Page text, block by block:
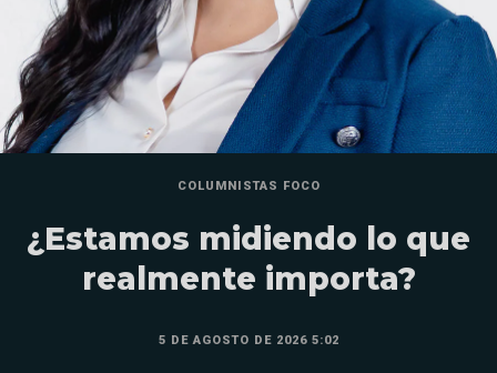
COLUMNISTAS FOCO
¿Estamos midiendo lo que
realmente importa?
5 DE AGOSTO DE 2026 5:02